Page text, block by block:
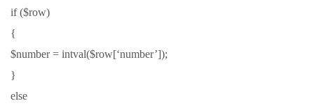
if ($row)
{
$number = intval($row[‘number’]);
}
else